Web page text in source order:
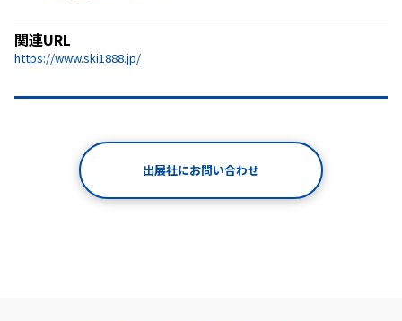
関連URL
https://www.ski1888.jp/
出展社にお問い合わせ